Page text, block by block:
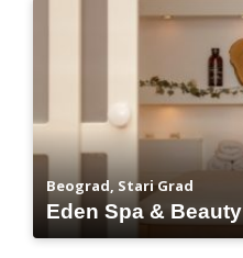
Beograd, Stari Grad
Eden Spa & Beauty